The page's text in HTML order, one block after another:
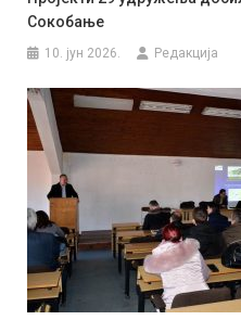
Сокобање
10. јун 2026. Редакција